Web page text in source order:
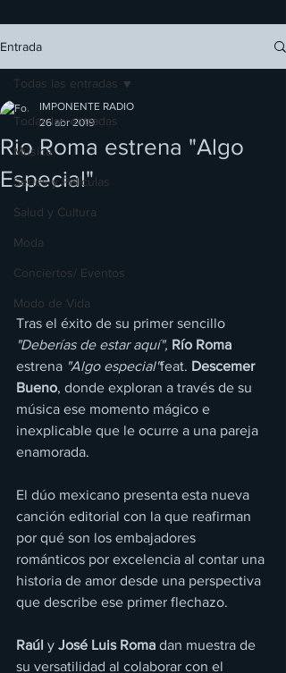
Entrada
Todas las entradas
Música
Series y Películas
Salud y Cultura
Moda
Conciertos/ Eventos
Modo de Vida
Todas las entradas
Rio Roma estrena "Algo
Especial"
IMPONENTE RADIO
26 abr 2019
Tras el éxito de su primer sencillo
"Deberías de estar aquí", Río Roma
estrena "Algo especial"feat. Descemer
Bueno, donde exploran a través de su
música ese momento mágico e
inexplicable que le ocurre a una pareja
enamorada.
El dúo mexicano presenta esta nueva
canción editorial con la que reafirman
por qué son los embajadores
románticos por excelencia al contar una
historia de amor desde una perspectiva
que describe ese primer flechazo.
Raúl y José Luis Roma dan muestra de
su versatilidad al colaborar con el